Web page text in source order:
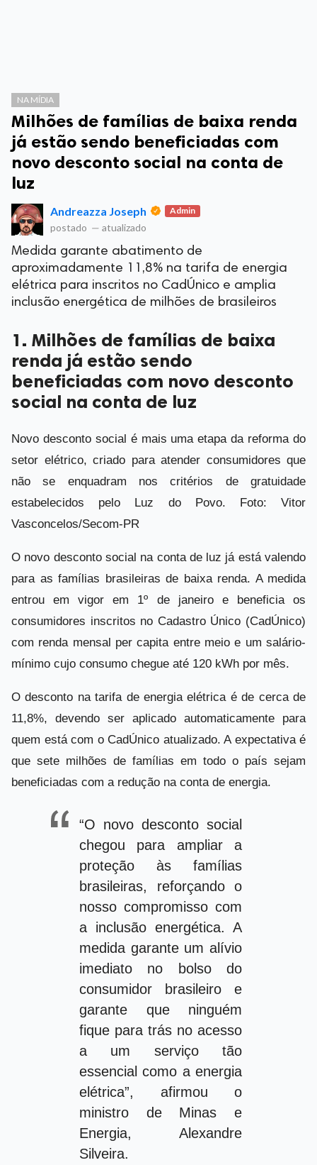
NA MÍDIA
Milhões de famílias de baixa renda
já estão sendo beneficiadas com
novo desconto social na conta de
luz
Andreazza Joseph Admin
postado — atualizado
Medida garante abatimento de
aproximadamente 11,8% na tarifa de energia
elétrica para inscritos no CadÚnico e amplia
inclusão energética de milhões de brasileiros
1. Milhões de famílias de baixa
renda já estão sendo
beneficiadas com novo desconto
social na conta de luz
Novo desconto social é mais uma etapa da reforma do
setor elétrico, criado para atender consumidores que
não se enquadram nos critérios de gratuidade
estabelecidos pelo Luz do Povo. Foto: Vitor
Vasconcelos/Secom-PR
O novo desconto social na conta de luz já está valendo
para as famílias brasileiras de baixa renda. A medida
entrou em vigor em 1º de janeiro e beneficia os
consumidores inscritos no Cadastro Único (CadÚnico)
com renda mensal per capita entre meio e um salário-
mínimo cujo consumo chegue até 120 kWh por mês.
O desconto na tarifa de energia elétrica é de cerca de
11,8%, devendo ser aplicado automaticamente para
quem está com o CadÚnico atualizado. A expectativa é
que sete milhões de famílias em todo o país sejam
beneficiadas com a redução na conta de energia.
“O novo desconto social
chegou para ampliar a
proteção às famílias
brasileiras, reforçando o
nosso compromisso com
a inclusão energética. A
medida garante um alívio
imediato no bolso do
consumidor brasileiro e
garante que ninguém
fique para trás no acesso
a um serviço tão
essencial como a energia
elétrica”, afirmou o
ministro de Minas e
Energia, Alexandre
Silveira.